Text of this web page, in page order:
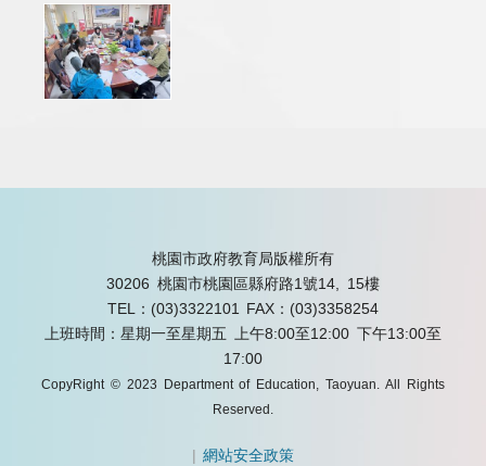
桃園市政府教育局版權所有
30206 桃園市桃園區縣府路1號14, 15樓
TEL：(03)3322101
FAX：(03)3358254
上班時間：星期一至星期五 上午8:00至12:00 下午13:00至
17:00
CopyRight © 2023 Department of Education, Taoyuan. All Rights
Reserved.
|網站安全政策